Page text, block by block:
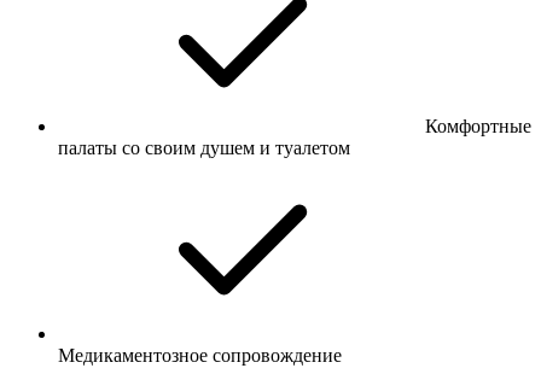
Комфортные
палаты со своим душем и туалетом
Медикаментозное сопровождение